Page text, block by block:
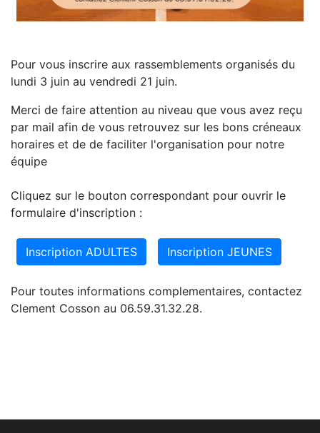
Pour vous inscrire aux rassemblements organisés du
lundi 3 juin au vendredi 21 juin.
Merci de faire attention au niveau que vous avez reçu
par mail afin de vous retrouvez sur les bons créneaux
horaires et de de faciliter l'organisation pour notre
équipe
Cliquez sur le bouton correspondant pour ouvrir le
formulaire d'inscription :
Inscription ADULTES Inscription JEUNES
Pour toutes informations complementaires, contactez
Clement Cosson au 06.59.31.32.28.